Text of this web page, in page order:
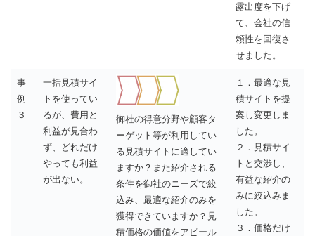
露出度を下げ
て、会社の信
頼性を回復さ
せました。
事
例
３
一括見積サイ
トを使ってい
るが、費用と
利益が見合わ
ず、どれだけ
やっても利益
が出ない。
御社の得意分野や顧客タ
ーゲット等が利用してい
る見積サイトに適してい
ますか？また紹介される
条件を御社のニーズで絞
込み、最適な紹介のみを
獲得できていますか？見
積価格の価値をアピール
１．最適な見
積サイトを提
案し変更しま
した。
２．見積サイ
トと交渉し、
有益な紹介の
みに絞込みま
した。
３．価格だけ